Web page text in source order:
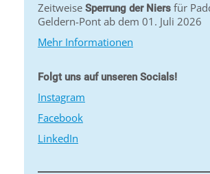
Zeitweise Sperrung der Niers für
Geldern-Pont ab dem 01. Juli 2026
Mehr Informationen
Folgt uns auf unseren Socials!
Instagram
Facebook
LinkedIn